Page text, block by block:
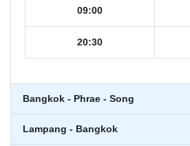
09:00
20:30
Bangkok - Phrae - Song
Lampang - Bangkok